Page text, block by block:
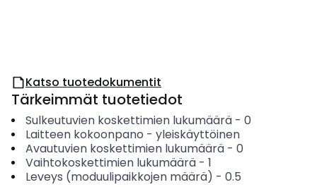
Katso tuotedokumentit
Tärkeimmät tuotetiedot
Sulkeutuvien koskettimien lukumäärä- 0
Laitteen kokoonpano - yleiskäyttöinen
Avautuvien koskettimien lukumäärä- 0
Vaihtokoskettimien lukumäärä- 1
Leveys (moduulipaikkojen määrä) - 0.5